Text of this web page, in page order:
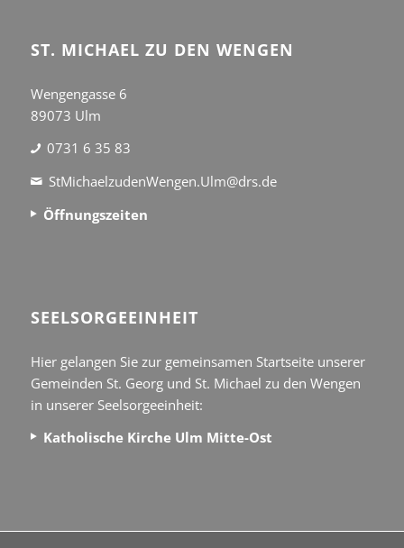
ST. MICHAEL ZU DEN WENGEN
Wengengasse 6
89073 Ulm
0731 6 35 83
StMichaelzudenWengen.Ulm@drs.de
Öffnungszeiten
SEEL­SORGE­EINHEIT
Hier gelangen Sie zur gemeinsamen Startseite unserer
Gemeinden St. Georg und St. Michael zu den Wengen
in unserer Seelsorgeeinheit:
Katholische Kirche Ulm Mitte-Ost